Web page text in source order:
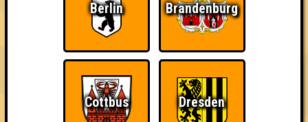
Berlin Brandenburg
Cottbus Dresden